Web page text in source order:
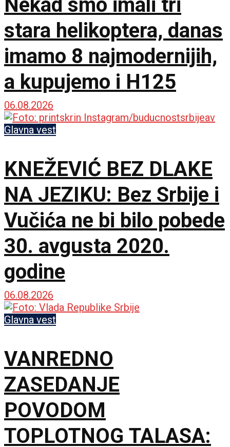
Nekad smo imali tri
stara helikoptera, danas
imamo 8 najmodernijih,
a kupujemo i H125
06.08.2026
Glavna vest
KNEŽEVIĆ BEZ DLAKE
NA JEZIKU: Bez Srbije i
Vučića ne bi bilo pobede
30. avgusta 2020.
godine
06.08.2026
Glavna vest
VANREDNO
ZASEDANJE
POVODOM
TOPLOTNOG TALASA: